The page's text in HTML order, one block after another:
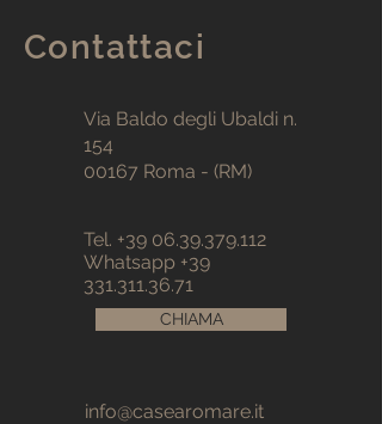
Contattaci
Via Baldo degli Ubaldi n.
154
00167 Roma - (RM)
Tel. +39 06.39.379.112
Whatsapp +39
331.311.36.71
CHIAMA
info@casearomare.it